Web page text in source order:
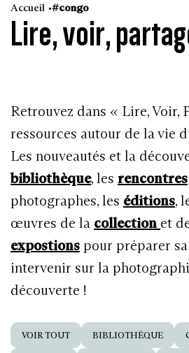
Accueil #congo
Lire, voir,
Retrouvez dans « Lire, Voir,
ressources autour de la vie
Les nouveautés et la
bibliothèque, les rencontres
photographes, les éditions,
œuvres de la collection et
expostions pour préparer
intervenir sur la
découverte !
VOIR TOUT BIBLIOTHÈQUE